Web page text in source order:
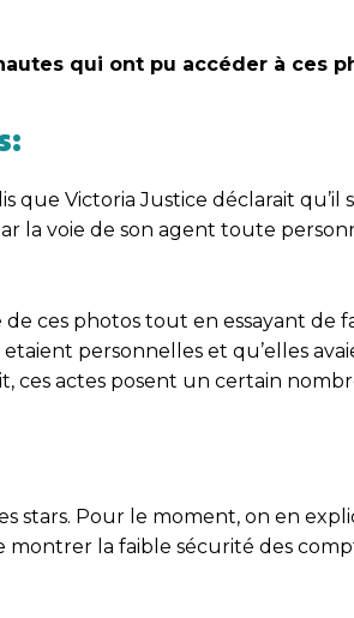
qui ont pu accéder à ces
Victoria Justice déclarait qu’il
la voie de son agent toute
de ces photos tout en essayant de
personnelles et qu’elles
ces actes posent un certain
stars. Pour le moment, on en
montrer la faible sécurité des